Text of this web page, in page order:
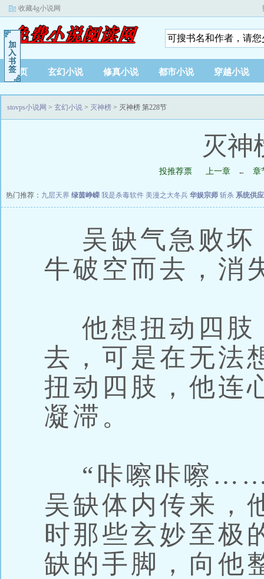
收藏4g小说网
首页 玄幻小说 修真小说 都市小说 穿越小说
stovps小说网 > 玄幻小说 > 灭神榜 > 灭神榜 第228节
灭神
投推荐票 上一章 ← 章
热门推荐： 九层天界 绿茵峥嵘 我是杀毒软件 美漫之大冬兵 华娱宗师 斩杀 系统供
吴缺气急败坏
牛破空而去，消
他想扭动四肢
去，可是在无法
扭动四肢，他连
凝滞。
“咔嚓咔嚓
吴缺体内传来，
时那些玄妙至极
缺的手脚，向他